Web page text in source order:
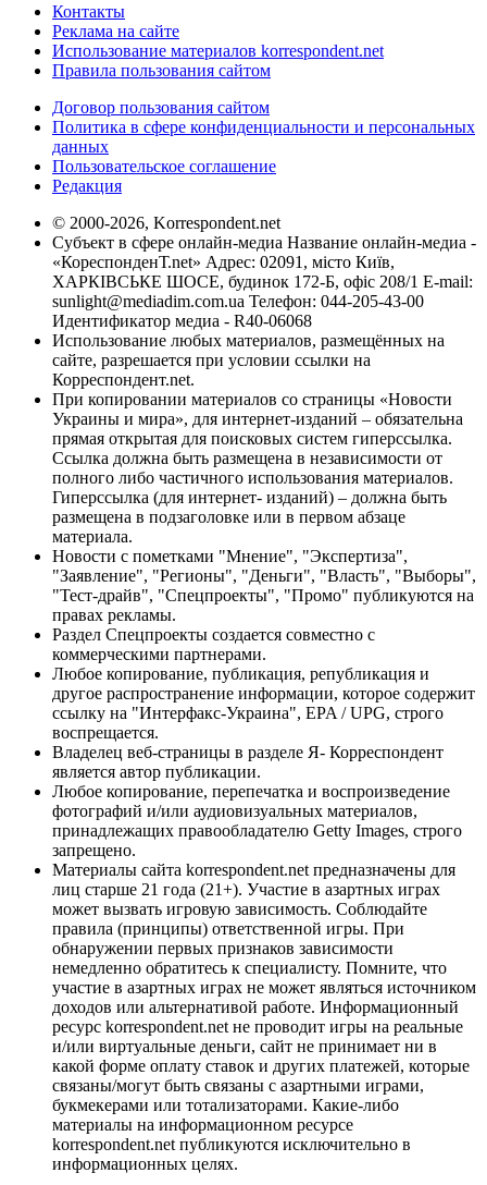
Контакты
Реклама на сайте
Использование материалов korrespondent.net
Правила пользования сайтом
Договор пользования сайтом
Политика в сфере конфиденциальности и персональных
данных
Пользовательское соглашение
Редакция
© 2000-2026, Korrespondent.net
Субъект в сфере онлайн-медиа Название онлайн-медиа -
«КореспонденТ.net» Адрес: 02091, місто Київ,
ХАРКІВСЬКЕ ШОСЕ, будинок 172-Б, офіс 208/1 E-mail:
sunlight@mediadim.com.ua Телефон: 044-205-43-00
Идентификатор медиа - R40-06068
Использование любых материалов, размещённых на
сайте, разрешается при условии ссылки на
Корреспондент.net.
При копировании материалов со страницы «Новости
Украины и мира», для интернет-изданий – обязательна
прямая открытая для поисковых систем гиперссылка.
Ссылка должна быть размещена в независимости от
полного либо частичного использования материалов.
Гиперссылка (для интернет- изданий) – должна быть
размещена в подзаголовке или в первом абзаце
материала.
Новости с пометками "Мнение", "Экспертиза",
"Заявление", "Регионы", "Деньги", "Власть", "Выборы",
"Тест-драйв", "Спецпроекты", "Промо" публикуются на
правах рекламы.
Раздел Спецпроекты создается совместно с
коммерческими партнерами.
Любое копирование, публикация, републикация и
другое распространение информации, которое содержит
ссылку на "Интерфакс-Украина", EPA / UPG, строго
воспрещается.
Владелец веб-страницы в разделе Я- Корреспондент
является автор публикации.
Любое копирование, перепечатка и воспроизведение
фотографий и/или аудиовизуальных материалов,
принадлежащих правообладателю Getty Images, строго
запрещено.
Материалы сайта korrespondent.net предназначены для
лиц старше 21 года (21+). Участие в азартных играх
может вызвать игровую зависимость. Соблюдайте
правила (принципы) ответственной игры. При
обнаружении первых признаков зависимости
немедленно обратитесь к специалисту. Помните, что
участие в азартных играх не может являться источником
доходов или альтернативой работе. Информационный
ресурс korrespondent.net не проводит игры на реальные
и/или виртуальные деньги, сайт не принимает ни в
какой форме оплату ставок и других платежей, которые
связаны/могут быть связаны с азартными играми,
букмекерами или тотализаторами. Какие-либо
материалы на информационном ресурсе
korrespondent.net публикуются исключительно в
информационных целях.